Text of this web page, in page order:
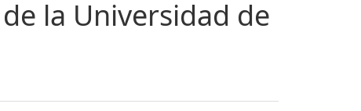
la Universidad de